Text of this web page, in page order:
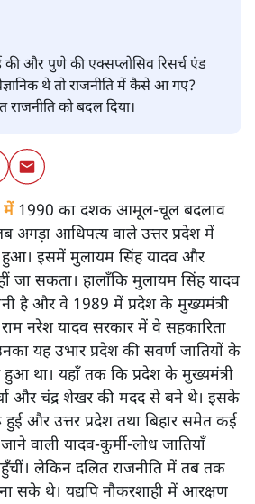
की और पुणे की एक्सप्लोसिव रिसर्च एंड
थे तो राजनीति में कैसे आ गए?
को बदल दिया।
में1990 का दशक आमूल-चूल बदलाव
अगड़ा आधिपत्य वाले उत्तर प्रदेश में
हुआ। इसमें मुलायम सिंह यादव और
जा सकता। हालाँकि मुलायम सिंह यादव
है और वे 1989 में प्रदेश के मुख्यमंत्री
नरेश यादव सरकार में वे सहकारिता
यह उभार प्रदेश की सवर्ण जातियों के
था। यहाँ तक कि प्रदेश के मुख्यमंत्री
और चंद्र शेखर की मदद से बने थे। इसके
और उत्तर प्रदेश तथा बिहार समेत कई
वाली यादव-कुर्मी-लोध जातियाँ
लेकिन दलित राजनीति में तब तक
सके थे। यद्यपि नौकरशाही में आरक्षण